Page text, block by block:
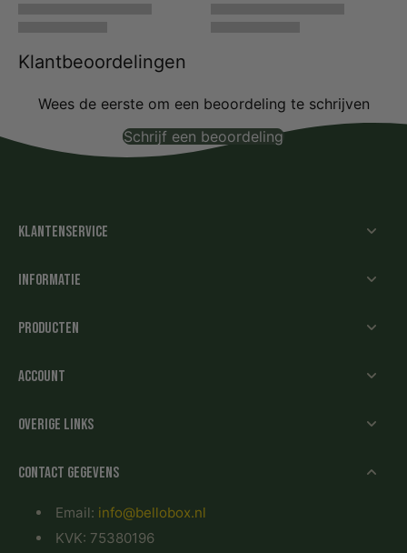
Klantbeoordelingen
Wees de eerste om een beoordeling te schrijven
Schrijf een beoordeling
Klantenservice
Informatie
Producten
Account
Overige links
Contact gegevens
Email: info@bellobox.nl
KVK: 75380196